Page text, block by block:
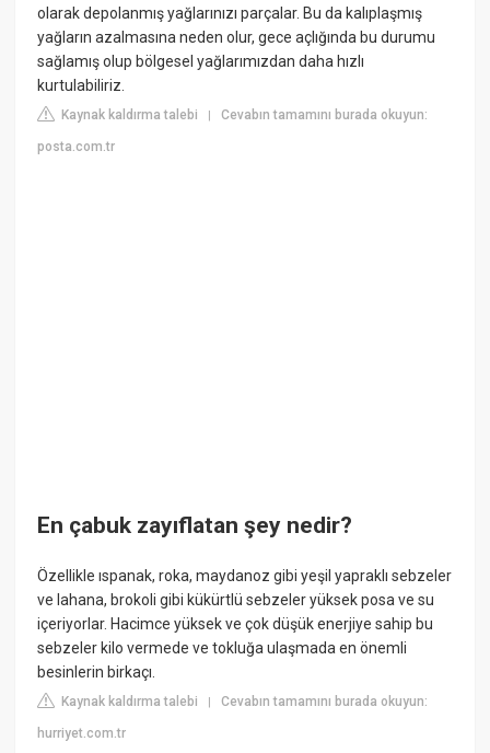
olarak depolanmış yağlarınızı parçalar. Bu da kalıplaşmış
yağların azalmasına neden olur, gece açlığında bu durumu
sağlamış olup bölgesel yağlarımızdan daha hızlı
kurtulabiliriz.
Kaynak kaldırma talebi |Cevabın tamamını burada okuyun:
posta.com.tr
En çabuk zayıflatan şey nedir?
Özellikle ıspanak, roka, maydanoz gibi yeşil yapraklı sebzeler
ve lahana, brokoli gibi kükürtlü sebzeler yüksek posa ve su
içeriyorlar. Hacimce yüksek ve çok düşük enerjiye sahip bu
sebzeler kilo vermede ve tokluğa ulaşmada en önemli
besinlerin birkaçı.
Kaynak kaldırma talebi |Cevabın tamamını burada okuyun:
hurriyet.com.tr